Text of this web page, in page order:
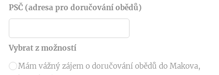
PSČ (adresa pro doručování obědů)
Vybrat z možností
Mám vážný zájem o doručování obědů do Makova,